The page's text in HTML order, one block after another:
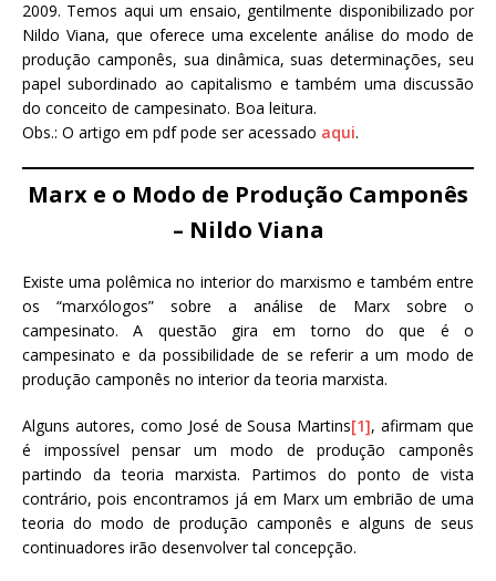
2009. Temos aqui um ensaio, gentilmente disponibilizado por
Nildo Viana, que oferece uma excelente análise do modo de
produção camponês, sua dinâmica, suas determinações, seu
papel subordinado ao capitalismo e também uma discussão
do conceito de campesinato. Boa leitura.
Obs.: O artigo em pdf pode ser acessado aqui.
Marx e o Modo de Produção Camponês
– Nildo Viana
Existe uma polêmica no interior do marxismo e também entre
os “marxólogos” sobre a análise de Marx sobre o
campesinato. A questão gira em torno do que é o
campesinato e da possibilidade de se referir a um modo de
produção camponês no interior da teoria marxista.
Alguns autores, como José de Sousa Martins[1], afirmam que
é impossível pensar um modo de produção camponês
partindo da teoria marxista. Partimos do ponto de vista
contrário, pois encontramos já em Marx um embrião de uma
teoria do modo de produção camponês e alguns de seus
continuadores irão desenvolver tal concepção.